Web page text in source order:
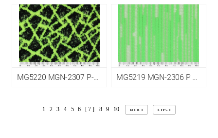
MG5220 MGN-2307 P-CDP EPM5 MG5219 MGN-2306 P EPM5
1 2 3 4 5 6 [ 7 ] 8 9 10